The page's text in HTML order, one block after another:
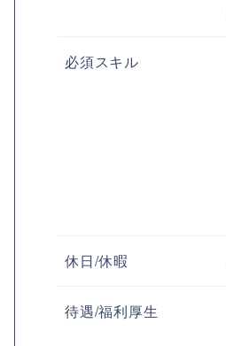
必須スキル
休日/休暇
待遇/福利厚生